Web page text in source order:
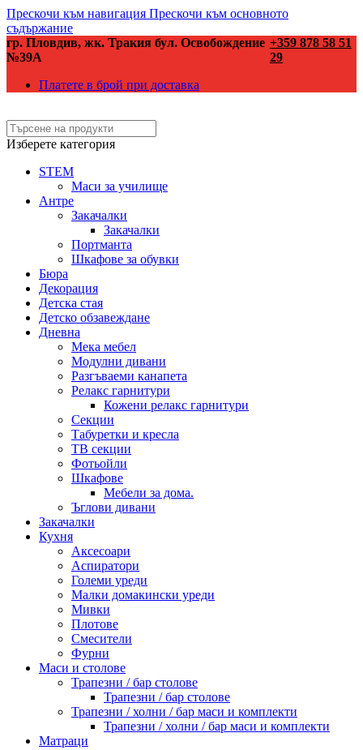
Прескочи към навигация Прескочи към основното
съдържание
гр. Пловдив, жк. Тракия бул. Освобождение
№39А
+359 878 58 51
29
Платете в брой при доставка
Изберете категория
STEM
Маси за училище
Антре
Закачалки
Закачалки
Портманта
Шкафове за обувки
Бюра
Декорация
Детска стая
Детско обзавеждане
Дневна
Мека мебел
Модулни дивани
Разгъваеми канапета
Релакс гарнитури
Кожени релакс гарнитури
Секции
Табуретки и кресла
ТВ секции
Фотьойли
Шкафове
Мебели за дома.
Ъглови дивани
Закачалки
Кухня
Аксесоари
Аспиратори
Големи уреди
Малки домакински уреди
Мивки
Плотове
Смесители
Фурни
Маси и столове
Трапезни / бар столове
Трапезни / бар столове
Трапезни / холни / бар маси и комплекти
Трапезни / холни / бар маси и комплекти
Матраци